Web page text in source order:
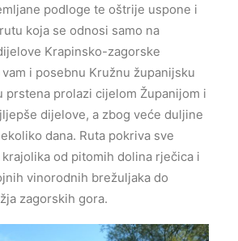
podloge te oštrije uspone i
koja se odnosi samo na
Krapinsko-zagorske
i posebnu Kružnu županijsku
prstena prolazi cijelom Županijom i
dijelove, a zbog veće duljine
dana. Ruta pokriva sve
od pitomih dolina rječica i
vinorodnih brežuljaka do
zagorskih gora.